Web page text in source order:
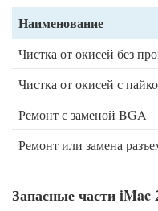
Наименование
Чистка от окисей без
Чистка от окисей с
Ремонт с заменой BGA
Ремонт или замена
Запасные части iMac